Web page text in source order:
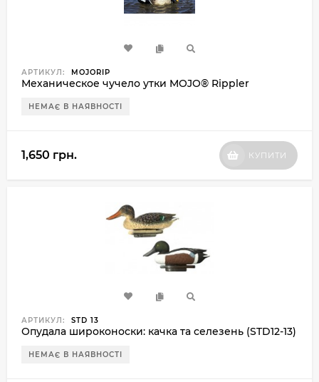
АРТИКУЛ: MOJORIP
Механическое чучело утки MOJO® Rippler
НЕМАЄ В НАЯВНОСТІ
1,650 грн. КУПИТИ
АРТИКУЛ: STD 13
Опудала широконоски: качка та селезень (STD12-13)
НЕМАЄ В НАЯВНОСТІ